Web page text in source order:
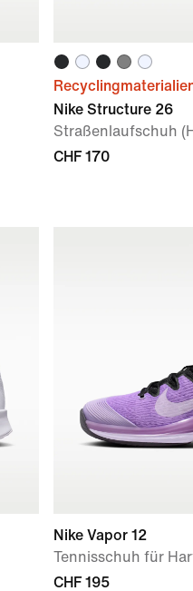
Nike Structure 26
Straßenlaufschuh
CHF 170
Nike Vapor 12
Tennisschuh für
CHF 195